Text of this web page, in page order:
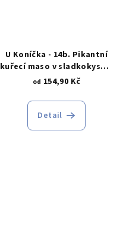
U Koníčka - 14b. Pikantní
kuřecí maso v sladkokyselé
omáčce s rýží
od 154,90 Kč
Detail